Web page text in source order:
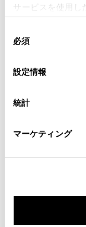
サービスを使用し
使用することがあ
デバイスにすべて
意したことにな
設定の変更、同
「Cookie（クッキ
必須
設定情報
統計
マーケティング
建物名
必須 ご希望の連絡
Eメール
メールアド